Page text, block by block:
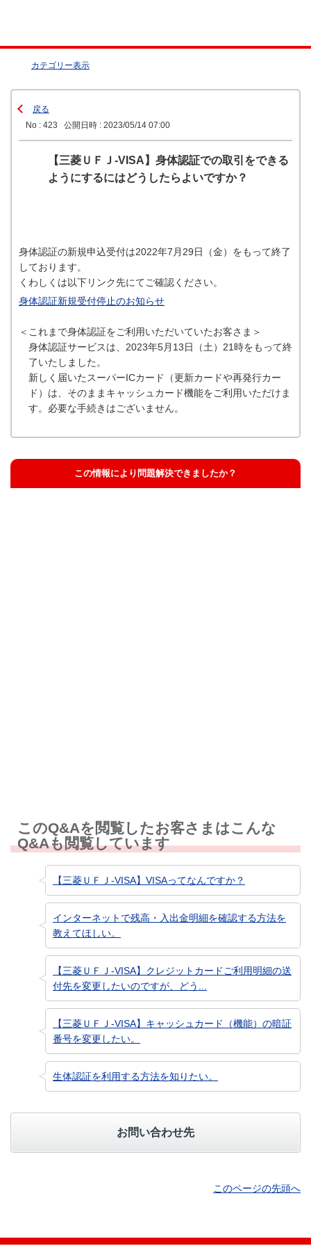
カテゴリー表示
戻る
No : 423
公開日時 : 2023/05/14 07:00
【三菱ＵＦＪ-VISA】身体認証での取引をできる
ようにするにはどうしたらよいですか？
身体認証の新規申込受付は2022年7月29日（金）をもって終了
しております。
くわしくは以下リンク先にてご確認ください。
身体認証新規受付停止のお知らせ
＜これまで身体認証をご利用いただいていたお客さま＞
身体認証サービスは、2023年5月13日（土）21時をもって終
了いたしました。
新しく届いたスーパーICカード（更新カードや再発行カー
ド）は、そのままキャッシュカード機能をご利用いただけま
す。必要な手続きはございません。
この情報により問題解決できましたか？
このQ&Aを閲覧したお客さまはこんな
Q&Aも閲覧しています
【三菱ＵＦＪ-VISA】VISAってなんですか？
インターネットで残高・入出金明細を確認する方法を
教えてほしい。
【三菱ＵＦＪ-VISA】クレジットカードご利用明細の送
付先を変更したいのですが、どう...
【三菱ＵＦＪ-VISA】キャッシュカード（機能）の暗証
番号を変更したい。
生体認証を利用する方法を知りたい。
お問い合わせ先
このページの先頭へ